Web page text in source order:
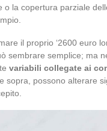
o la copertura parziale
il proprio ‘2600 euro
sembrare semplice; ma
variabili collegate ai
sopra, possono alterare